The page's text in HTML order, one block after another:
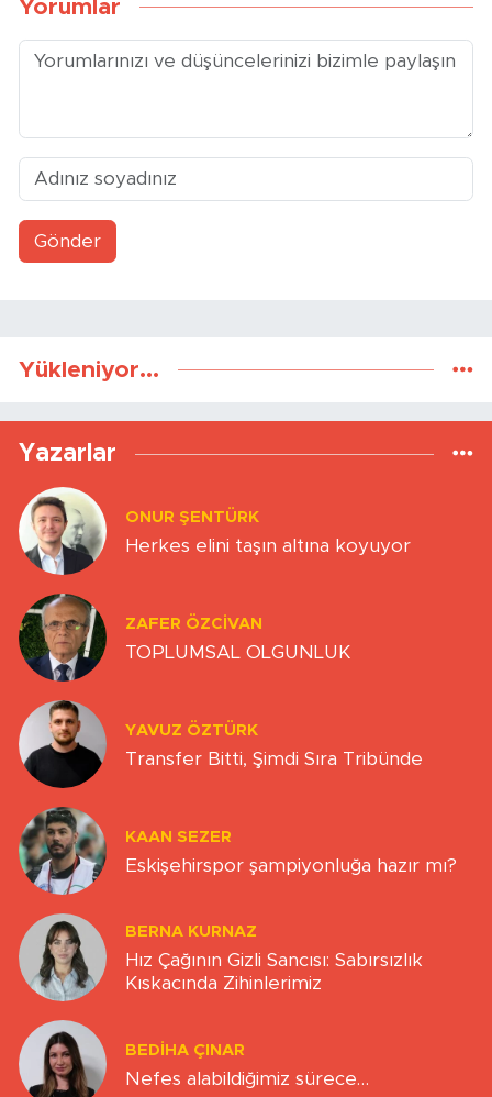
Yorumlar
Gönder
Yükleniyor...
Yazarlar
ONUR ŞENTÜRK
Herkes elini taşın altına koyuyor
ZAFER ÖZCIVAN
TOPLUMSAL OLGUNLUK
YAVUZ ÖZTÜRK
Transfer Bitti, Şimdi Sıra Tribünde
KAAN SEZER
Eskişehirspor şampiyonluğa hazır mı?
BERNA KURNAZ
Hız Çağının Gizli Sancısı: Sabırsızlık
Kıskacında Zihinlerimiz
BEDIHA ÇINAR
Nefes alabildiğimiz sürece…